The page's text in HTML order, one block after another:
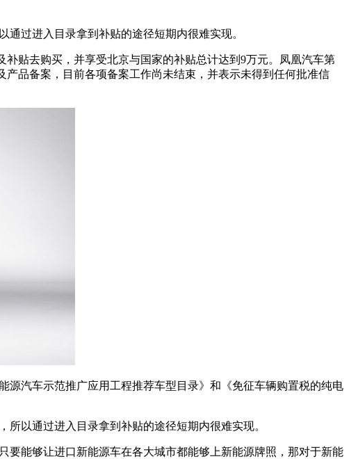
过进入目录拿到补贴的途径短期内很难实现。
贴去购买，并享受北京与国家的补贴总计达到9万元。凤凰汽车第
品备案，目前各项备案工作尚未结束，并表示未得到任何批准信
汽车示范推广应用工程推荐车型目录》和《免征车辆购置税的纯电
以通过进入目录拿到补贴的途径短期内很难实现。
能够让进口新能源车在各大城市都能够上新能源牌照，那对于新能